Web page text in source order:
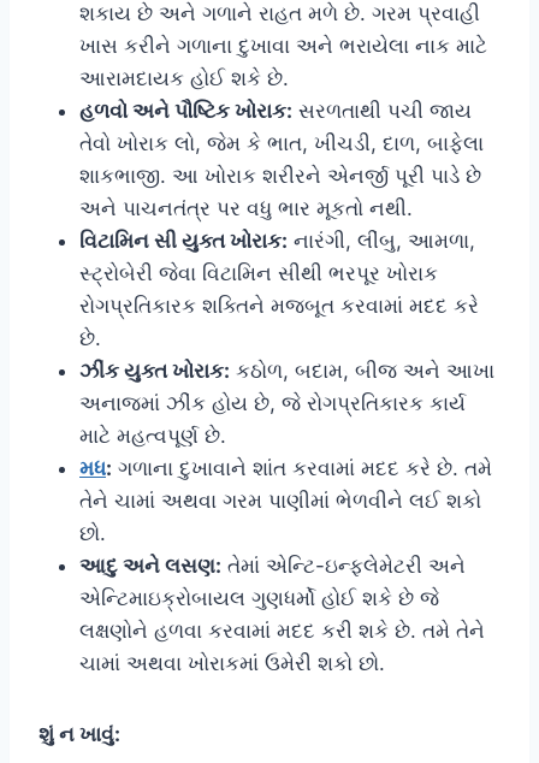
શકાય છે અને ગળાને રાહત મળે છે. ગરમ પ્રવાહી
ખાસ કરીને ગળાના દુખાવા અને ભરાયેલા નાક માટે
આરામદાયક હોઈ શકે છે.
હળવો અને પૌષ્ટિક ખોરાક: સરળતાથી પચી જાય
તેવો ખોરાક લો, જેમ કે ભાત, ખીચડી, દાળ, બાફેલા
શાકભાજી. આ ખોરાક શરીરને એનર્જી પૂરી પાડે છે
અને પાચનતંત્ર પર વધુ ભાર મૂકતો નથી.
વિટામિન સી યુક્ત ખોરાક: નારંગી, લીંબુ, આમળા,
સ્ટ્રોબેરી જેવા વિટામિન સીથી ભરપૂર ખોરાક
રોગપ્રતિકારક શક્તિને મજબૂત કરવામાં મદદ કરે
છે.
ઝીંક યુક્ત ખોરાક: કઠોળ, બદામ, બીજ અને આખા
અનાજમાં ઝીંક હોય છે, જે રોગપ્રતિકારક કાર્ય
માટે મહત્વપૂર્ણ છે.
મધ: ગળાના દુખાવાને શાંત કરવામાં મદદ કરે છે. તમે
તેને ચામાં અથવા ગરમ પાણીમાં ભેળવીને લઈ શકો
છો.
આદુ અને લસણ: તેમાં એન્ટિ-ઇન્ફ્લેમેટરી અને
એન્ટિમાઇક્રોબાયલ ગુણધર્મો હોઈ શકે છે જે
લક્ષણોને હળવા કરવામાં મદદ કરી શકે છે. તમે તેને
ચામાં અથવા ખોરાકમાં ઉમેરી શકો છો.
શું ન ખાવું: